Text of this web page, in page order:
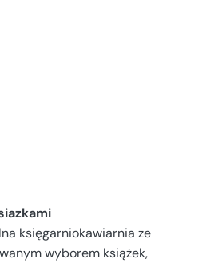
księgarniokawiarnia ze
wyborem książek,